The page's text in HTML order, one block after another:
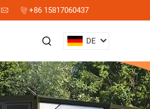
+86 15817060437
DE